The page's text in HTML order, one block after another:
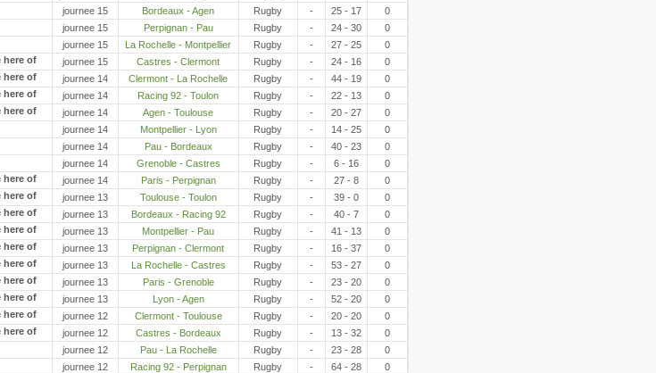
journee 15
Bordeaux - Agen Rugby - 25 - 17
0
journee 15
Perpignan - Pau Rugby - 24 - 30
0
journee 15
La Rochelle - Montpellier Rugby - 27 - 25
0
journee 15
Castres - Clermont Rugby - 24 - 16
0
journee 14
Clermont - La Rochelle Rugby - 44 - 19
0
journee 14
Racing 92 - Toulon Rugby - 22 - 13
0
journee 14
Agen - Toulouse Rugby - 20 - 27
0
journee 14
Montpellier - Lyon Rugby - 14 - 25
0
journee 14
Pau - Bordeaux Rugby - 40 - 23
0
journee 14
Grenoble - Castres Rugby - 6 - 16
0
journee 14
Paris - Perpignan Rugby - 27 - 8
0
journee 13
Toulouse - Toulon Rugby - 39 - 0
0
journee 13
Bordeaux - Racing 92 Rugby - 40 - 7
0
journee 13
Montpellier - Pau Rugby - 41 - 13
0
journee 13
Perpignan - Clermont Rugby - 16 - 37
0
journee 13
La Rochelle - Castres Rugby - 53 - 27
0
journee 13
Paris - Grenoble Rugby - 23 - 20
0
journee 13
Lyon - Agen Rugby - 52 - 20
0
journee 12
Clermont - Toulouse Rugby - 20 - 20
0
journee 12
Castres - Bordeaux Rugby - 13 - 32
0
journee 12
Pau - La Rochelle Rugby - 23 - 28
0
journee 12
Racing 92 - Perpignan Rugby - 64 - 28
0